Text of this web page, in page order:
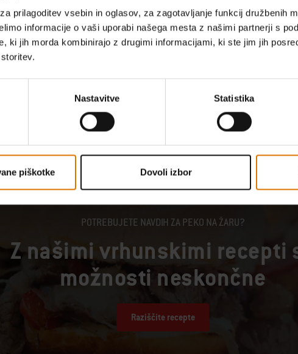
prilagoditev vsebin in oglasov, za zagotavljanje funkcij družbenih
informacije o vaši uporabi našega mesta z našimi partnerji s
ki jih morda kombinirajo z drugimi informacijami, ki ste jim jih
Nastavitve Statistika
piškotke Dovoli izbor
Informacije o garanciji
POTREBUJETE NAVDIH ZA PEKO NA ŽARU?
Z našimi vrhunskimi recepti
možnosti neskončne
Raziščite recepte